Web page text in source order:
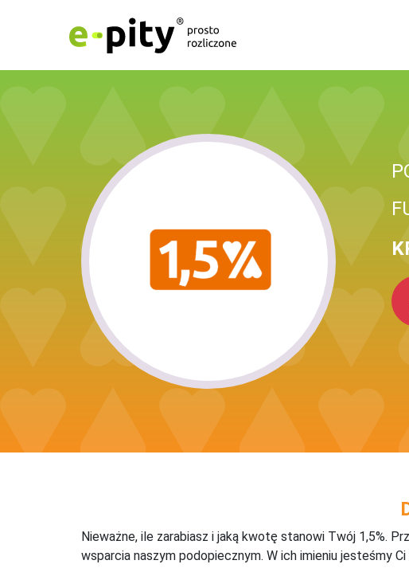
Nieważne, ile zarabiasz i jaką kwotę stanowi Twój 1,5%.
wsparcia naszym podopiecznym. W ich imieniu jesteśmy